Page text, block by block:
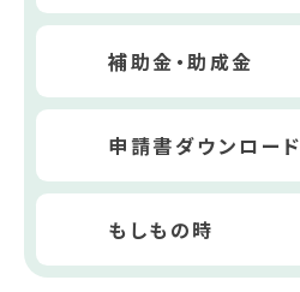
補助金・助成金
申請書ダウンロード
もしもの時